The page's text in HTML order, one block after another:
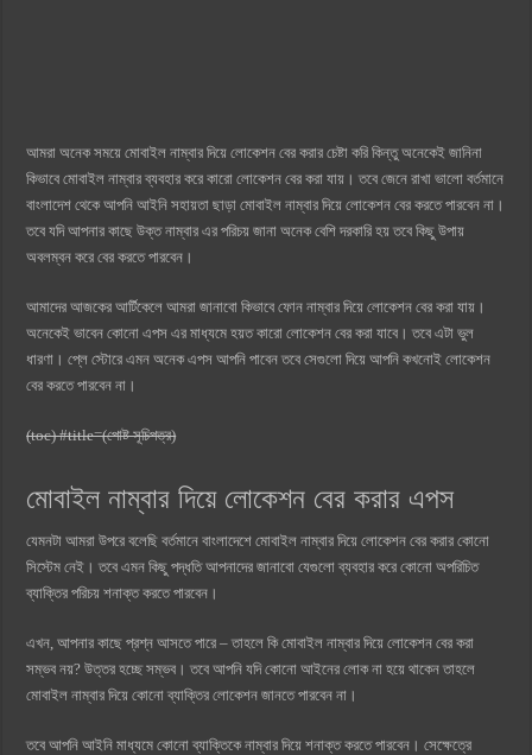
আমরা অনেক সময়ে মোবাইল নাম্বার দিয়ে লোকেশন বের করার চেষ্টা করি কিন্তু অনেকেই জানিনা
কিভাবে মোবাইল নাম্বার ব্যবহার করে কারো লোকেশন বের করা যায়। তবে জেনে রাখা ভালো বর্তমানে
বাংলাদেশ থেকে আপনি আইনি সহায়তা ছাড়া মোবাইল নাম্বার দিয়ে লোকেশন বের করতে পারবেন না।
তবে যদি আপনার কাছে উক্ত নাম্বার এর পরিচয় জানা অনেক বেশি দরকারি হয় তবে কিছু উপায়
অবলম্বন করে বের করতে পারবেন।
আমাদের আজকের আর্টিকেলে আমরা জানাবো কিভাবে ফোন নাম্বার দিয়ে লোকেশন বের করা যায়।
অনেকেই ভাবেন কোনো এপস এর মাধ্যমে হয়ত কারো লোকেশন বের করা যাবে। তবে এটা ভুল
ধারণা। প্লে স্টোরে এমন অনেক এপস আপনি পাবেন তবে সেগুলো দিয়ে আপনি কখনোই লোকেশন
বের করতে পারবেন না।
(toc) #title=(পোষ্ট সূচিপত্র)
মোবাইল নাম্বার দিয়ে লোকেশন বের করার এপস
যেমনটা আমরা উপরে বলেছি বর্তমানে বাংলাদেশে মোবাইল নাম্বার দিয়ে লোকেশন বের করার কোনো
সিস্টেম নেই। তবে এমন কিছু পদ্ধতি আপনাদের জানাবো যেগুলো ব্যবহার করে কোনো অপরিচিত
ব্যাক্তির পরিচয় শনাক্ত করতে পারবেন।
এখন, আপনার কাছে প্রশ্ন আসতে পারে – তাহলে কি মোবাইল নাম্বার দিয়ে লোকেশন বের করা
সম্ভব নয়? উত্তর হচ্ছে সম্ভব। তবে আপনি যদি কোনো আইনের লোক না হয়ে থাকেন তাহলে
মোবাইল নাম্বার দিয়ে কোনো ব্যাক্তির লোকেশন জানতে পারবেন না।
তবে আপনি আইনি মাধ্যমে কোনো ব্যাক্তিকে নাম্বার দিয়ে শনাক্ত করতে পারবেন। সেক্ষেত্রে